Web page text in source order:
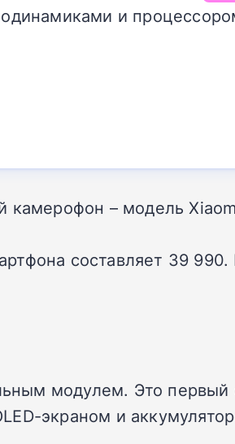
и
камерофон – модель
составляет 39 990.
модулем. Это
экраном и